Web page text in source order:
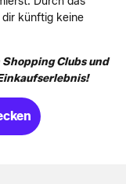
künftig keine
Clubs und